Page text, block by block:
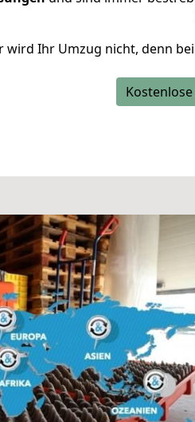
wird Ihr Umzug nicht, denn